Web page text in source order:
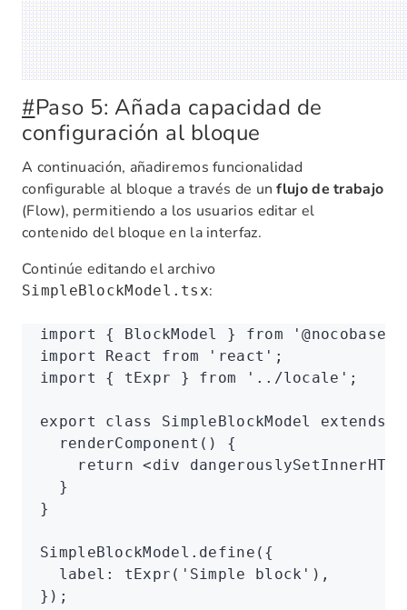
#Paso 5: Añada capacidad de
configuración al bloque
A continuación, añadiremos funcionalidad
configurable al bloque a través de unflujo de trabajo
(Flow), permitiendo a los usuarios editar el
contenido del bloque en la interfaz.
Continúe editando el archivo
SimpleBlockModel.tsx:
import { BlockModel } from
import React from 'react' ;
import { tExpr } from '../locale' ;
export class SimpleBlockModel extends
  renderComponent
() {
    return
<div dangerouslySetInnerHTML
  }
}
SimpleBlockModel .define ({
  label
: tExpr ( 'Simple block' ) ,
});